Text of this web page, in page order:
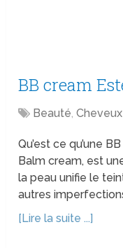
BB cream
Beauté,
Qu’est ce qu’une
Balm cream, est
la peau unifie le
autres
[Lire la suite ...]